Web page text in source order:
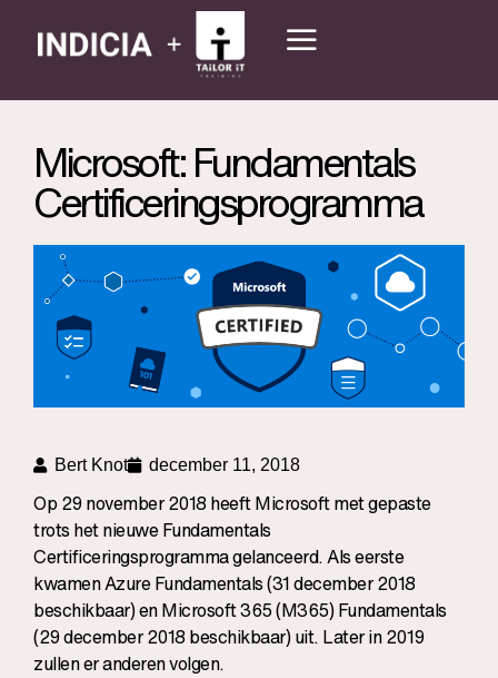
Microsoft: Fundamentals
Certificeringsprogramma
Bert Knot december 11, 2018
Op 29 november 2018 heeft Microsoft met gepaste
trots het nieuwe Fundamentals
Certificeringsprogramma gelanceerd. Als eerste
kwamen Azure Fundamentals (31 december 2018
beschikbaar) en Microsoft 365 (M365) Fundamentals
(29 december 2018 beschikbaar) uit. Later in 2019
zullen er anderen volgen.